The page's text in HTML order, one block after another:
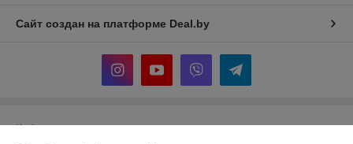
Сайт создан на платформе Deal.by
Информация для покупателя